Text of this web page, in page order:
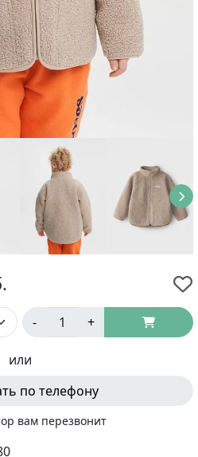
- +
или
по телефону
вам перезвонит